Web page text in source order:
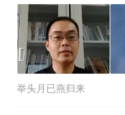
举头月已燕归来